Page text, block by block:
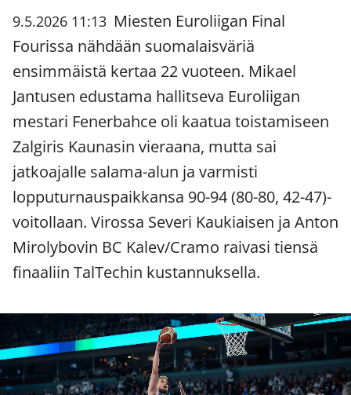
9.5.2026 11:13 Miesten Euroliigan Final
Fourissa nähdään suomalaisväriä
ensimmäistä kertaa 22 vuoteen. Mikael
Jantusen edustama hallitseva Euroliigan
mestari Fenerbahce oli kaatua toistamiseen
Zalgiris Kaunasin vieraana, mutta sai
jatkoajalle salama-alun ja varmisti
lopputurnauspaikkansa 90-94 (80-80, 42-47)-
voitollaan. Virossa Severi Kaukiaisen ja Anton
Mirolybovin BC Kalev/Cramo raivasi tiensä
finaaliin TalTechin kustannuksella.